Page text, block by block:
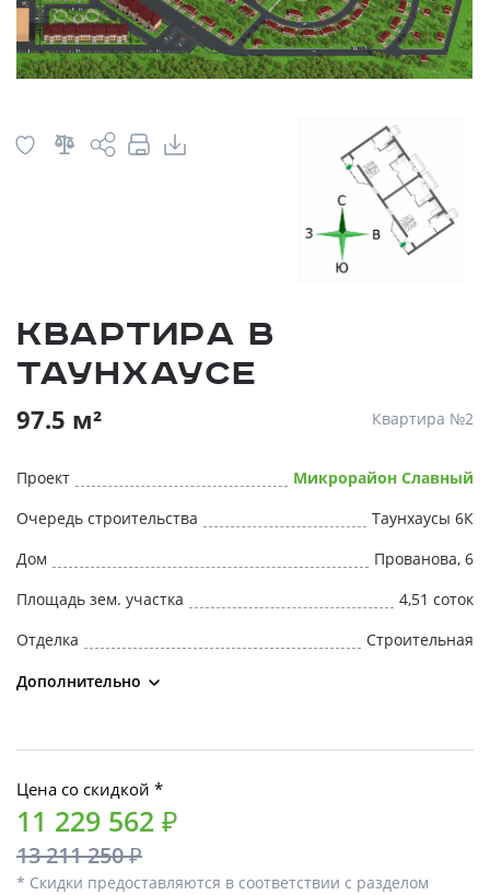
Квартира в
таунхаусе
97.5 м² Квартира №2
Проект
Микрорайон Славный
Очередь строительства
Таунхаусы 6К
Дом
Прованова, 6
Площадь зем. участка
4,51 соток
Отделка
Строительная
Дополнительно
Цена со скидкой *
11 229 562 ₽
13 211 250 ₽
* Скидки предоставляются в соответствии с разделом